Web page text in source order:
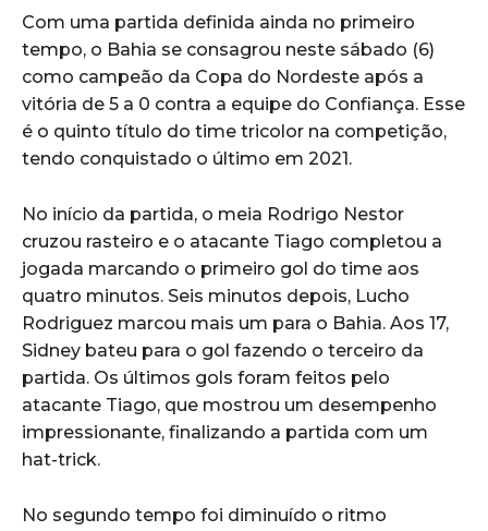
Com uma partida definida ainda no primeiro
tempo, o Bahia se consagrou neste sábado (6)
como campeão da Copa do Nordeste após a
vitória de 5 a 0 contra a equipe do Confiança. Esse
é o quinto título do time tricolor na competição,
tendo conquistado o último em 2021.
No início da partida, o meia Rodrigo Nestor
cruzou rasteiro e o atacante Tiago completou a
jogada marcando o primeiro gol do time aos
quatro minutos. Seis minutos depois, Lucho
Rodriguez marcou mais um para o Bahia. Aos 17,
Sidney bateu para o gol fazendo o terceiro da
partida. Os últimos gols foram feitos pelo
atacante Tiago, que mostrou um desempenho
impressionante, finalizando a partida com um
hat-trick.
No segundo tempo foi diminuído o ritmo